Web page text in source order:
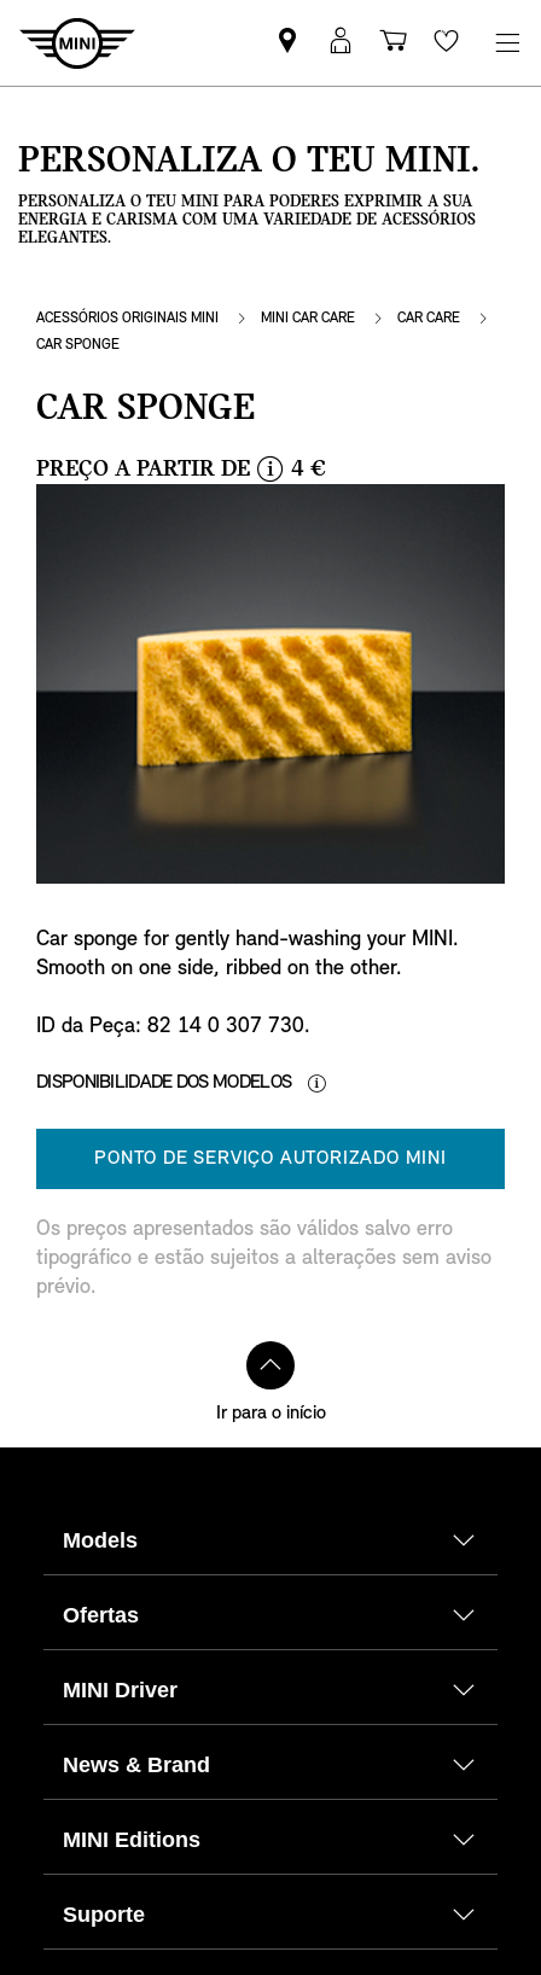
Pesquisar
parceiro
Iniciar
sessão
Carrinho
de
Wishlist
PERSONALIZA O TEU MINI.
PERSONALIZA O TEU MINI PARA PODERES EXPRIMIR A SUA
ENERGIA E CARISMA COM UMA VARIEDADE DE ACESSÓRIOS
ELEGANTES.
ACESSÓRIOS ORIGINAIS MINI MINI CAR CARE
CAR CARE
CAR SPONGE
CAR SPONGE
PREÇO A PARTIR DE 4 €
Car sponge for gently hand-washing your MINI.
Smooth on one side, ribbed on the other.
ID da Peça: 82 14 0 307 730.
DISPONIBILIDADE DOS MODELOS
PONTO DE SERVIÇO AUTORIZADO MINI
Os preços apresentados são válidos salvo erro
tipográfico e estão sujeitos a alterações sem aviso
prévio.
Ir para o início
Models
Ofertas
MINI Driver
News & Brand
MINI Editions
Suporte